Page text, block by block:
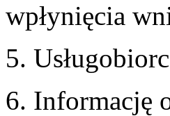
wpłynięcia
5.
6. Informację